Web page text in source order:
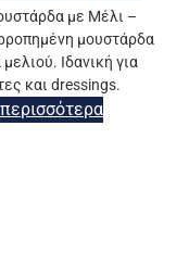
με Μέλι –
μουστάρδα
Ιδανική για
και dressings.